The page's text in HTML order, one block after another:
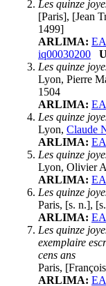
Les quinze
[Paris], [Jean
1499]
ARLIMA:
iq00030200
Les quinze
Lyon, Pierre
1504
ARLIMA:
Les quinze
Lyon, Claude
ARLIMA:
Les quinze
Lyon, Olivier
ARLIMA:
Les quinze
Paris, [s. n.],
ARLIMA:
Les quinze
exemplaire
cens ans
Paris,
ARLIMA: